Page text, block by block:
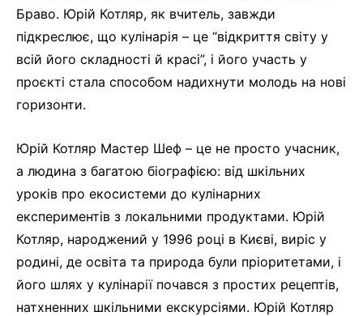
Браво. Юрій Котляр, як вчитель, завжди
підкреслює, що кулінарія – це “відкриття світу у
всій його складності й красі”, і його участь у
проєкті стала способом надихнути молодь на нові
горизонти.
Юрій Котляр Мастер Шеф – це не просто учасник,
а людина з багатою біографією: від шкільних
уроків про екосистеми до кулінарних
експериментів з локальними продуктами. Юрій
Котляр, народжений у 1996 році в Києві, виріс у
родині, де освіта та природа були пріоритетами, і
його шлях у кулінарії почався з простих рецептів,
натхненних шкільними екскурсіями. Юрій Котляр